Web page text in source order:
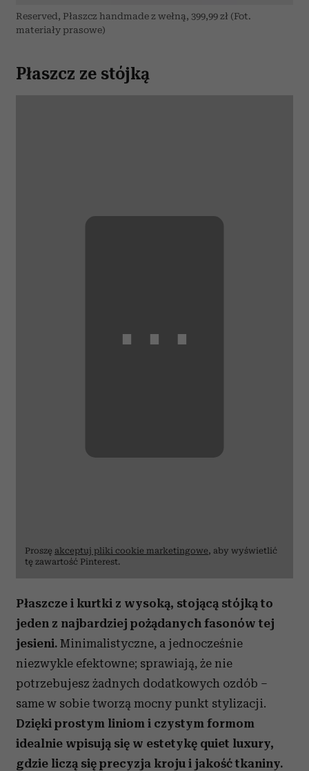
Reserved, Płaszcz handmade z wełną, 399,99 zł (Fot.
materiały prasowe)
Płaszcz ze stójką
⋯
Proszę akceptuj pliki cookie marketingowe, aby wyświetlić
tę zawartość Pinterest.
Płaszcze i kurtki z wysoką, stojącą stójką to
jeden z najbardziej pożądanych fasonów tej
jesieni. Minimalistyczne, a jednocześnie
niezwykle efektowne; sprawiają, że nie
potrzebujesz żadnych dodatkowych ozdób –
same w sobie tworzą mocny punkt stylizacji.
Dzięki prostym liniom i czystym formom
idealnie wpisują się w estetykę quiet luxury,
gdzie liczą się precyzja kroju i jakość tkaniny.